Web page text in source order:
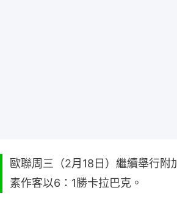
歐聯周三（2月18日）繼續舉行附
素作客以6：1勝卡拉巴克。